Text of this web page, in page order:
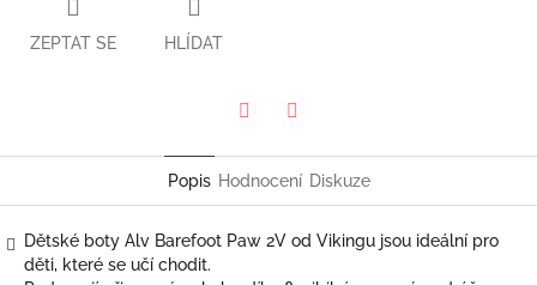
ZEPTAT SE HLÍDAT
Popis Hodnocení Diskuze
Dětské boty Alv Barefoot Paw 2V od Vikingu jsou ideální pro
děti, které se učí chodit.